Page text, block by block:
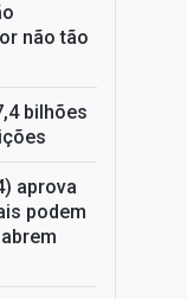
não tão
bilhões
aprova
podem